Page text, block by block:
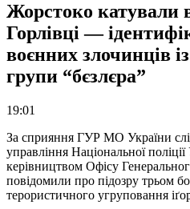
Жорстоко катували
Горлівці —
воєнних злочинців
групи “бєзлєра”
19:01
За сприяння ГУР МО України
управління Національної
керівництвом Офісу
повідомили про підозру трьом
терористичного угруповання